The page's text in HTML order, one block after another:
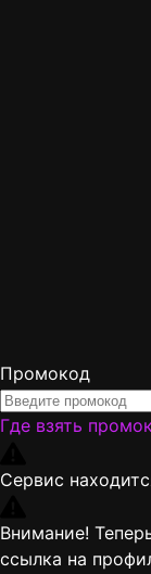
Промокод
Где взять
Сервис
Внимание!
ссылка на